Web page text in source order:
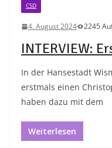
CSD
4. August 2024 2245
INTERVIEW:
In der Hansestadt
erstmals einen
haben dazu mit dem
Weiterlesen